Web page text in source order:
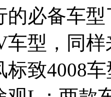
的必备车
车型，同
标致4008